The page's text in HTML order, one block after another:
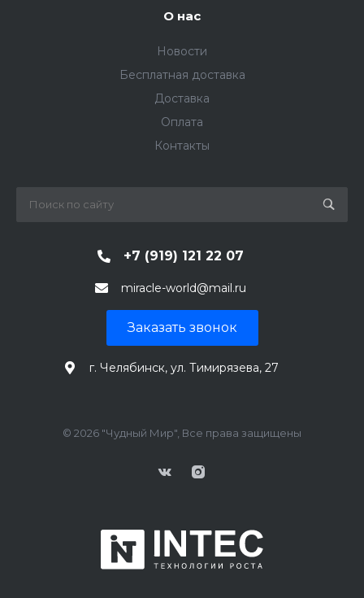
О нас
Новости
Бесплатная доставка
Доставка
Оплата
Контакты
+7 (919) 121 22 07
miracle-world@mail.ru
Заказать звонок
г. Челябинск, ул. Тимирязева, 27
© 2026 "Чудный Мир", Все права защищены